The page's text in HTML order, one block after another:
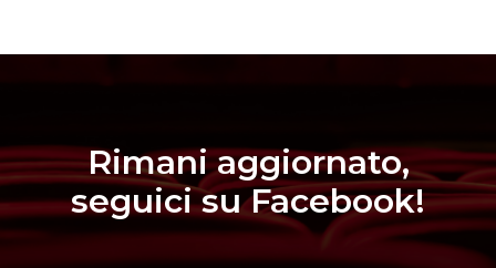
Rimani aggiornato,
seguici su Facebook!